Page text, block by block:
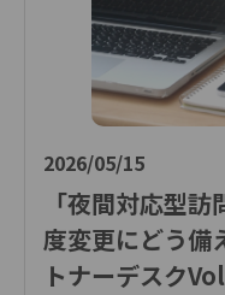
2026/05/15
「夜間対応型
度変更にどう備
トナーデスク